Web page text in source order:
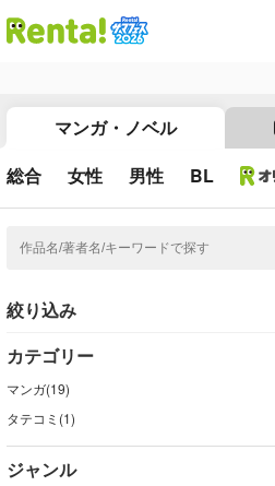
マンガ・ノベル
総合 女性 男性 BL
絞り込み
カテゴリー
マンガ(19)
タテコミ(1)
ジャンル